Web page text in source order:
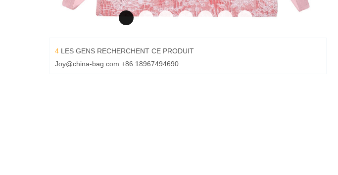
4 LES GENS RECHERCHENT CE PRODUIT
Joy@china-bag.com +86 18967494690